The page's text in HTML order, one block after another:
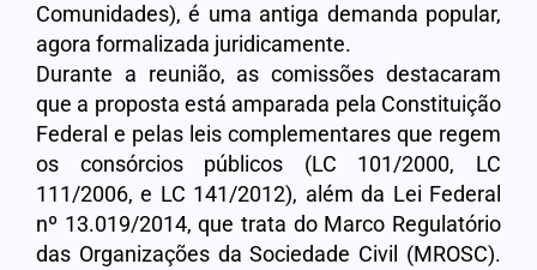
Comunidades), é uma antiga demanda popular,
agora formalizada juridicamente.
Durante a reunião, as comissões destacaram
que a proposta está amparada pela Constituição
Federal e pelas leis complementares que regem
os consórcios públicos (LC 101/2000, LC
111/2006, e LC 141/2012), além da Lei Federal
nº 13.019/2014, que trata do Marco Regulatório
das Organizações da Sociedade Civil (MROSC).